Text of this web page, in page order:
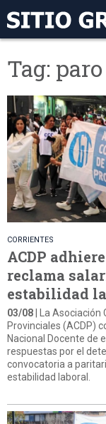
Tag: paro
CORRIENTES
ACDP
reclama
estabilidad
03/08 | La
Provinciales (ACDP)
Nacional Docente de
respuestas por el
convocatoria a
estabilidad laboral.